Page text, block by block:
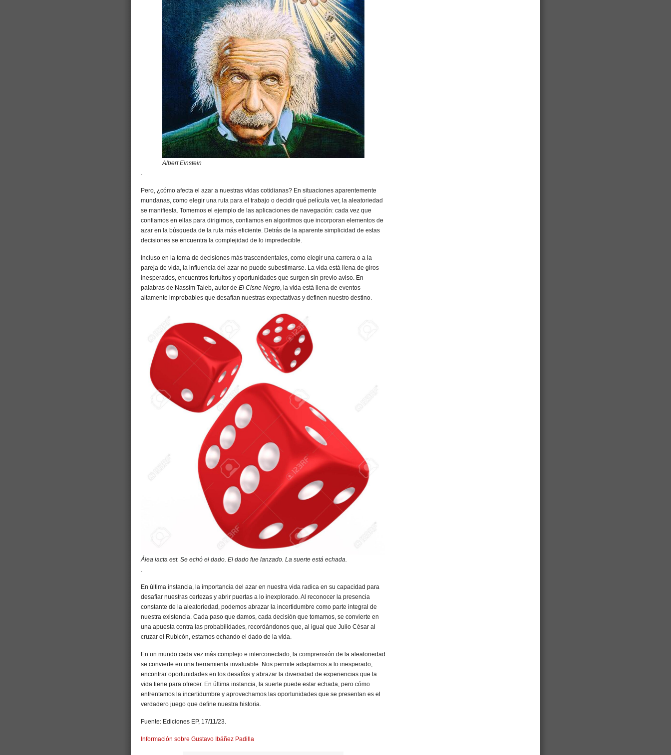
Albert Einstein
.
Pero, ¿cómo afecta el azar a nuestras vidas cotidianas? En situaciones aparentemente
mundanas, como elegir una ruta para el trabajo o decidir qué película ver, la aleatoriedad
se manifiesta. Tomemos el ejemplo de las aplicaciones de navegación: cada vez que
confiamos en ellas para dirigirnos, confiamos en algoritmos que incorporan elementos de
azar en la búsqueda de la ruta más eficiente. Detrás de la aparente simplicidad de estas
decisiones se encuentra la complejidad de lo impredecible.
Incluso en la toma de decisiones más trascendentales, como elegir una carrera o a la
pareja de vida, la influencia del azar no puede subestimarse. La vida está llena de giros
inesperados, encuentros fortuitos y oportunidades que surgen sin previo aviso. En
palabras de Nassim Taleb, autor de El Cisne Negro, la vida está llena de eventos
altamente improbables que desafían nuestras expectativas y definen nuestro destino.
Álea iacta est. Se echó el dado. El dado fue lanzado. La suerte está echada.
.
En última instancia, la importancia del azar en nuestra vida radica en su capacidad para
desafiar nuestras certezas y abrir puertas a lo inexplorado. Al reconocer la presencia
constante de la aleatoriedad, podemos abrazar la incertidumbre como parte integral de
nuestra existencia. Cada paso que damos, cada decisión que tomamos, se convierte en
una apuesta contra las probabilidades, recordándonos que, al igual que Julio César al
cruzar el Rubicón, estamos echando el dado de la vida.
En un mundo cada vez más complejo e interconectado, la comprensión de la aleatoriedad
se convierte en una herramienta invaluable. Nos permite adaptarnos a lo inesperado,
encontrar oportunidades en los desafíos y abrazar la diversidad de experiencias que la
vida tiene para ofrecer. En última instancia, la suerte puede estar echada, pero cómo
enfrentamos la incertidumbre y aprovechamos las oportunidades que se presentan es el
verdadero juego que define nuestra historia.
Fuente: Ediciones EP, 17/11/23.
Información sobre Gustavo Ibáñez Padilla